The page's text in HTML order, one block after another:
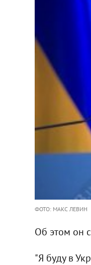
ФОТО: МАКС ЛЕВИН
Об этом он
"Я буду в